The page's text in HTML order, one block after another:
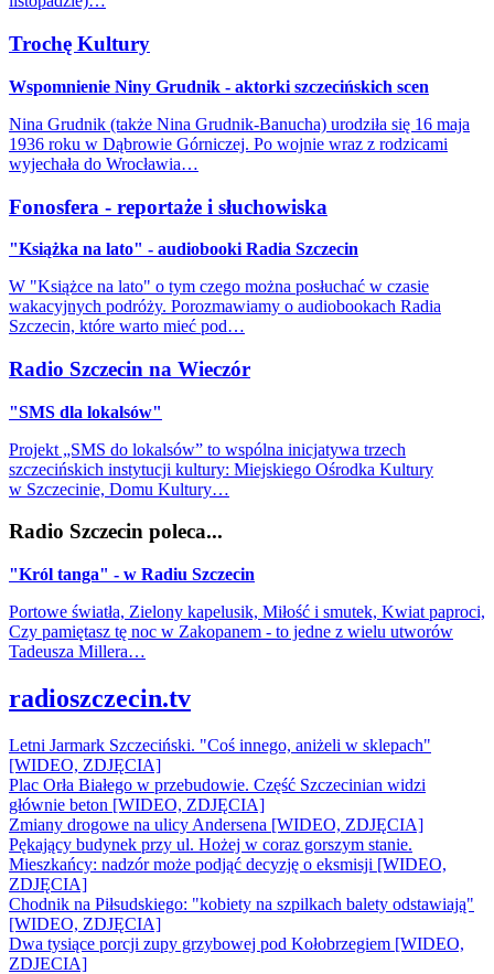
Trochę Kultury
Wspomnienie Niny Grudnik - aktorki szczecińskich scen
Nina Grudnik (także Nina Grudnik-Banucha) urodziła się 16 maja
1936 roku w Dąbrowie Górniczej. Po wojnie wraz z rodzicami
wyjechała do Wrocławia…
Fonosfera - reportaże i słuchowiska
"Książka na lato" - audiobooki Radia Szczecin
W "Książce na lato" o tym czego można posłuchać w czasie
wakacyjnych podróży. Porozmawiamy o audiobookach Radia
Szczecin, które warto mieć pod…
Radio Szczecin na Wieczór
"SMS dla lokalsów"
Projekt „SMS do lokalsów” to wspólna inicjatywa trzech
szczecińskich instytucji kultury: Miejskiego Ośrodka Kultury
w Szczecinie, Domu Kultury…
Radio Szczecin poleca...
"Król tanga" - w Radiu Szczecin
Portowe światła, Zielony kapelusik, Miłość i smutek, Kwiat paproci,
Czy pamiętasz tę noc w Zakopanem - to jedne z wielu utworów
Tadeusza Millera…
radioszczecin.tv
Letni Jarmark Szczeciński. "Coś innego, aniżeli w sklepach"
[WIDEO, ZDJĘCIA]
Plac Orła Białego w przebudowie. Część Szczecinian widzi
głównie beton [WIDEO, ZDJĘCIA]
Zmiany drogowe na ulicy Andersena [WIDEO, ZDJĘCIA]
Pękający budynek przy ul. Hożej w coraz gorszym stanie.
Mieszkańcy: nadzór może podjąć decyzję o eksmisji [WIDEO,
ZDJĘCIA]
Chodnik na Piłsudskiego: "kobiety na szpilkach balety odstawiają"
[WIDEO, ZDJĘCIA]
Dwa tysiące porcji zupy grzybowej pod Kołobrzegiem [WIDEO,
ZDJECIA]